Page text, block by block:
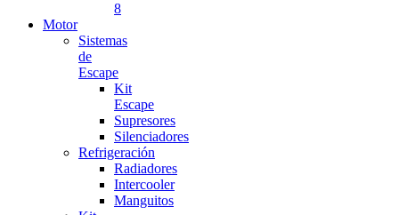
8
Motor
Sistemas
de
Escape
Kit
Escape
Supresores
Silenciadores
Refrigeración
Radiadores
Intercooler
Manguitos